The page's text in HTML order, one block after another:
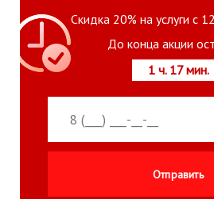
Скидка 20% на услуги с
До конца акции
1 ч. 17 мин.